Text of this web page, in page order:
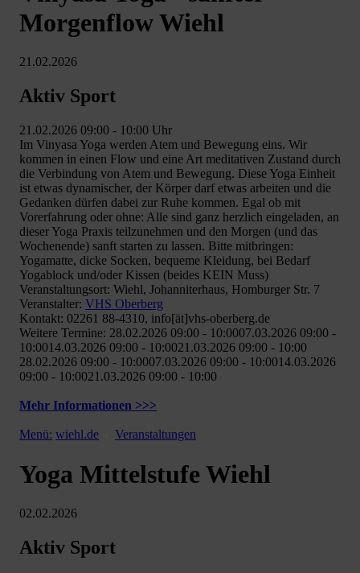
Morgenflow Wiehl
21.02.2026
Aktiv Sport
21.02.2026 09:00 - 10:00 Uhr
Im Vinyasa Yoga werden Atem und Bewegung eins. Wir
kommen in einen Flow und eine Art meditativen Zustand durch
die Verbindung von Atem und Bewegung. Diese Yoga Einheit
ist etwas dynamischer, der Körper darf etwas arbeiten und die
Gedanken dürfen dabei zur Ruhe kommen. Egal ob mit
Vorerfahrung oder ohne: Alle sind ganz herzlich eingeladen, an
dieser Yoga Praxis teilzunehmen und den Morgen (und das
Wochenende) sanft starten zu lassen. Bitte mitbringen:
Yogamatte, dicke Socken, bequeme Kleidung, bei Bedarf
Yogablock und/oder Kissen (beides KEIN Muss)
Veranstaltungsort: Wiehl, Johanniterhaus, Homburger Str. 7
Veranstalter: VHS Oberberg
Kontakt: 02261 88-4310, info[ät]vhs-oberberg.de
Weitere Termine: 28.02.2026 09:00 - 10:0007.03.2026 09:00 -
10:0014.03.2026 09:00 - 10:0021.03.2026 09:00 - 10:00
28.02.2026 09:00 - 10:0007.03.2026 09:00 - 10:0014.03.2026
09:00 - 10:0021.03.2026 09:00 - 10:00
Mehr Informationen >>>
Menü: wiehl.de Veranstaltungen
Yoga Mittelstufe Wiehl
02.02.2026
Aktiv Sport